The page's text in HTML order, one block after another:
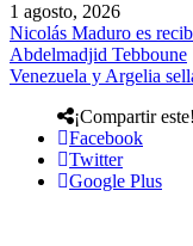
1 agosto, 2026
Nicolás Maduro es
Abdelmadjid Tebboune
Venezuela y Argelia
¡Compartir este!
Facebook
Twitter
Google Plus